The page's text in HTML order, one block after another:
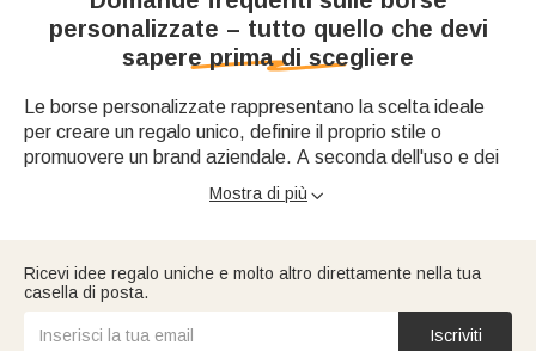
personalizzate – tutto quello che devi
sapere prima di scegliere
Le borse personalizzate rappresentano la scelta ideale
per creare un regalo unico, definire il proprio stile o
promuovere un brand aziendale. A seconda dell'uso e dei
materiali, esistono diverse tipologie di borse che si
adattano a ogni esigenza.
Cosa sono le borse personalizzate e perché
sceglierle?
In questa pagina trovi diverse opzioni di personalizzazione
▪️Inserimento del nome o delle iniziali
Posso acquistare borse donna personalizzate
Mostra di più 
Ricevi idee regalo uniche e molto altro direttamente nella tua
casella di posta.
Iscriviti